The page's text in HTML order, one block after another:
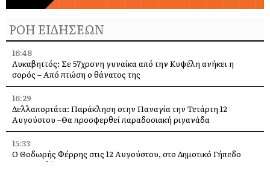
ΡΟΗ ΕΙΔΗΣΕΩΝ
16:48
Λυκαβηττός: Σε 57χρονη γυναίκα από την Κυψέλη ανήκει η
σορός – Από πτώση ο θάνατος της
16:29
Δελλαπορτάτα: Παράκληση στην Παναγία την Τετάρτη 12
Αυγούστου –Θα προσφερθεί παραδοσιακή ριγανάδα
15:33
Ο Θοδωρής Φέρρης στις 12 Αυγούστου, στο Δημοτικό Γήπεδο
Αργοστολίου